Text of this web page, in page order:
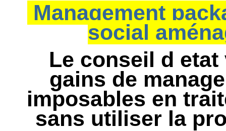
Management
social
Le conseil d
gains de
imposables en
sans utiliser la